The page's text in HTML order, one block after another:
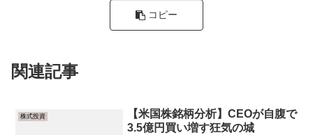
コピー
関連記事
株式投資
【米国株銘柄分析】CEOが自腹で
3.5億円買い増す狂気の城